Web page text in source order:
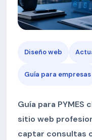
Diseño web
Guía para empresas
Guía para
sitio web
captar consultas